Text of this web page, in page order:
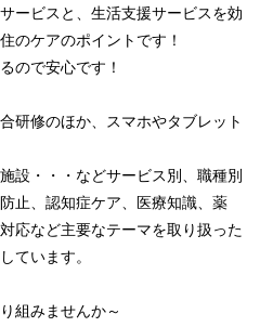
ービスと、生活支援サービスを効
のケアのポイントです！
ので安心です！
研修のほか、スマホやタブレット
設・・・などサービス別、職種別
止、認知症ケア、医療知識、薬
応など主要なテーマを取り扱った
ています。
組みませんか～